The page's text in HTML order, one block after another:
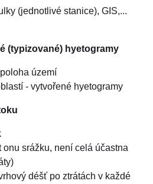
(jednotlivé stanice), GIS,...
(typizované) hyetogramy
území
- vytvořené hyetogramy
onu srážku, není celá účastna
déšť po ztrátách v každé